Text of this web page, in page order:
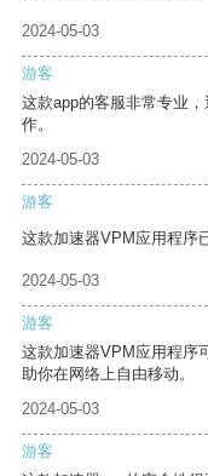
2024-05-03
游客
这款app的客服非常专业
作。
2024-05-03
游客
这款加速器VPM应用程序
2024-05-03
游客
这款加速器VPM应用程序
助你在网络上自由移动。
2024-05-03
游客